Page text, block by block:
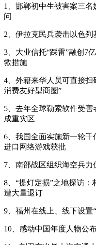
1、邯郸初中生被害案三
问
2、伊拉克民兵袭击以色
3、大业信托“踩雷”融创7
救措施
4、外籍来华人员可直接
消费友好型商圈”
5、去年全球勒索软件受
成重灾区
6、我国全面实施新一轮千
进口网络游戏获批
7、南部战区组织海空兵
8、“提灯定损”之地探访
遭大量退订
9、福州在线上、线下设置
10、感动中国年度人物公